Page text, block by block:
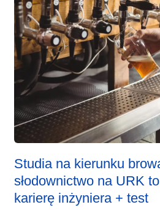
Studia na kierunku
słodownictwo na URK
karierę inżyniera + test